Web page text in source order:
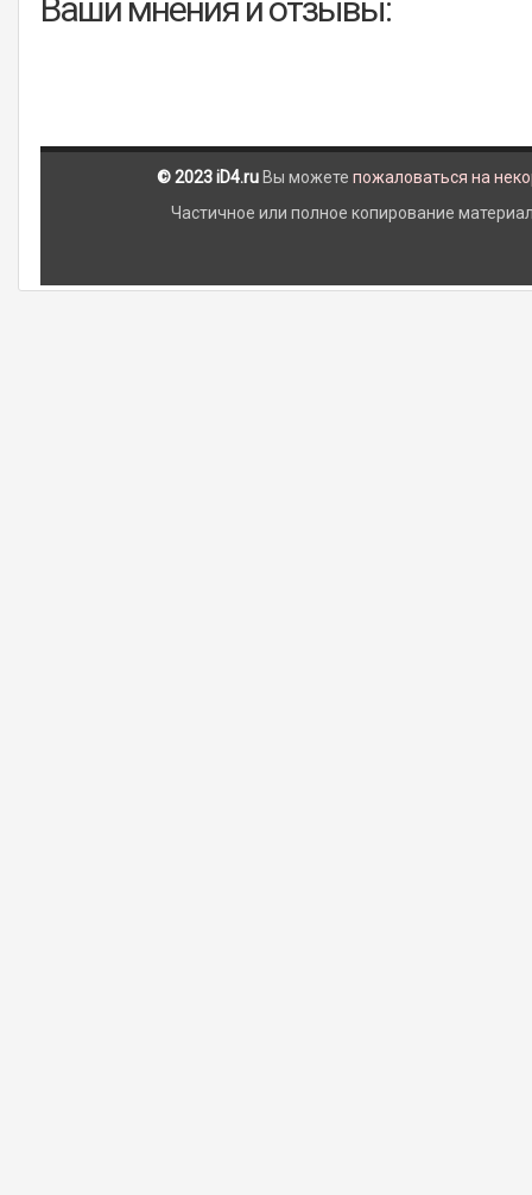
Ваши мнения и отзывы:
© 2023 iD4.ru Вы можете пожаловаться на
Частичное или полное копирование